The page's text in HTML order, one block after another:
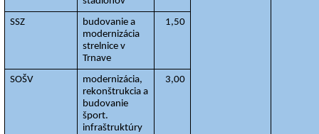
SSZ
budovanie a
modernizácia
strelnice v
Trnave
1,50
SOŠV
modernizácia,
rekonštrukcia a
budovanie
šport.
infraštruktúry
3,00